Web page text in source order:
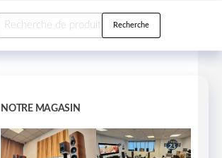
Recherche
NOTRE MAGASIN